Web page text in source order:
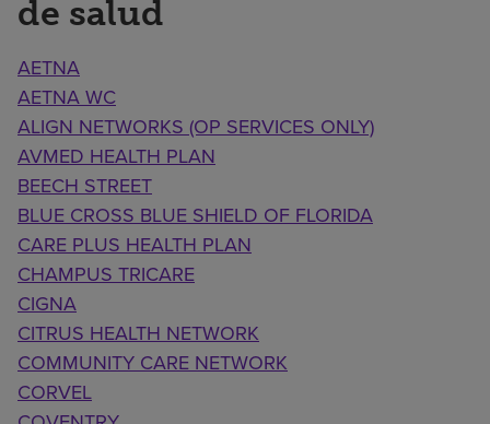
de salud
AETNA
AETNA WC
ALIGN NETWORKS (OP SERVICES ONLY)
AVMED HEALTH PLAN
BEECH STREET
BLUE CROSS BLUE SHIELD OF FLORIDA
CARE PLUS HEALTH PLAN
CHAMPUS TRICARE
CIGNA
CITRUS HEALTH NETWORK
COMMUNITY CARE NETWORK
CORVEL